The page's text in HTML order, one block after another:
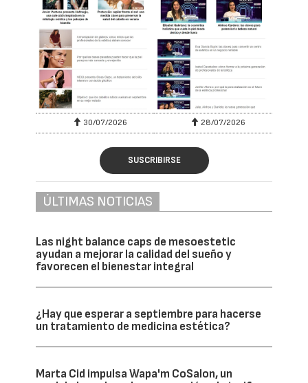
30/07/2026 28/07/2026
SUSCRIBIRSE
ÚLTIMAS NOTICIAS
Las night balance caps de mesoestetic
ayudan a mejorar la calidad del sueño y
favorecen el bienestar integral
¿Hay que esperar a septiembre para hacerse
un tratamiento de medicina estética?
Marta Cid impulsa Wapa'm CoSalon, un